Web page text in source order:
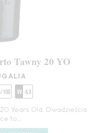
Tawny 20 YO
100 VV 4,3
Years Old. Dwadzieścia
to...